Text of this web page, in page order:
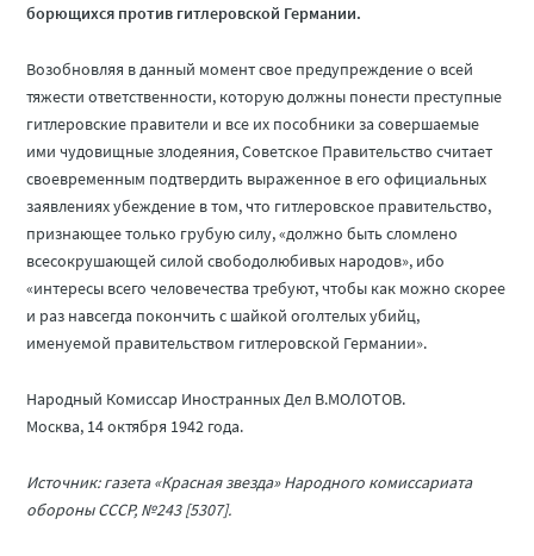
борющихся против гитлеровской Германии.
Возобновляя в данный момент свое предупреждение о всей
тяжести ответственности, которую должны понести преступные
гитлеровские правители и все их пособники за совершаемые
ими чудовищные злодеяния, Советское Правительство считает
своевременным подтвердить выраженное в его официальных
заявлениях убеждение в том, что гитлеровское правительство,
признающее только грубую силу, «должно быть сломлено
всесокрушающей силой свободолюбивых народов», ибо
«интересы всего человечества требуют, чтобы как можно скорее
и раз навсегда покончить с шайкой оголтелых убийц,
именуемой правительством гитлеровской Германии».
Народный Комиссар Иностранных Дел В.МОЛОТОВ.
Москва, 14 октября 1942 года.
Источник: газета «Красная звезда» Народного комиссариата
обороны СССР, №243 [5307].